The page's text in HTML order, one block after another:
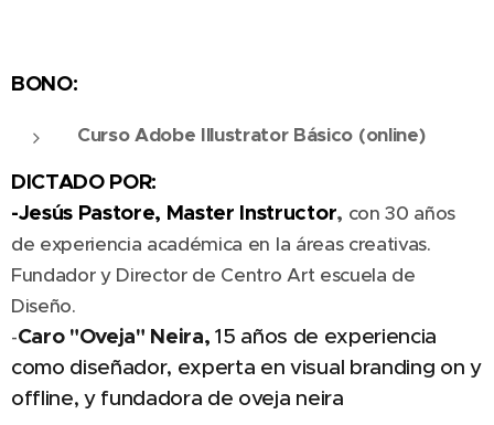
BONO:
Curso Adobe Illustrator Básico (online)
DICTADO POR:
-Jesús Pastore, Master Instructor, con 30 años
de experiencia académica en la áreas creativas.
Fundador y Director de Centro Art escuela de
Diseño.
-Caro "Oveja" Neira,15 años de experiencia
como diseñador, experta en visual branding on y
offline, y fundadora de oveja neira